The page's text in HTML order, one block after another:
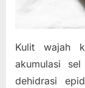
Kulit wajah
akumulasi
dehidrasi